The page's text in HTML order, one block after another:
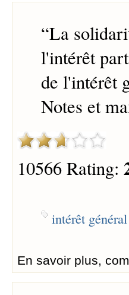
“La
l'intérêt
de l'intérêt
Notes et
10566 Rating:
intérêt général
En savoir plus,